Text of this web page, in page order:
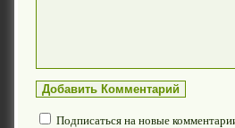
Подписаться на новые